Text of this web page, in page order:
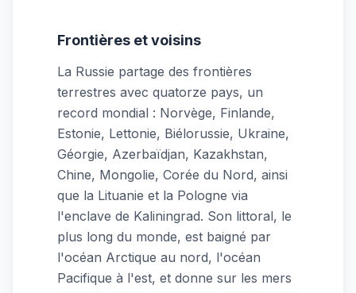
Frontières et voisins
La Russie partage des frontières
terrestres avec quatorze pays, un
record mondial : Norvège, Finlande,
Estonie, Lettonie, Biélorussie, Ukraine,
Géorgie, Azerbaïdjan, Kazakhstan,
Chine, Mongolie, Corée du Nord, ainsi
que la Lituanie et la Pologne via
l'enclave de Kaliningrad. Son littoral, le
plus long du monde, est baigné par
l'océan Arctique au nord, l'océan
Pacifique à l'est, et donne sur les mers